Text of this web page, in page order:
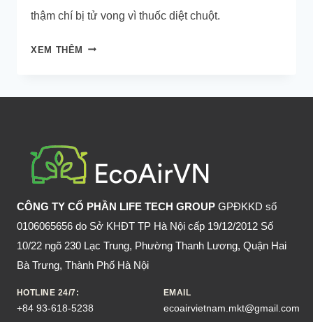
thậm chí bị tử vong vì thuốc diệt chuột.
XEM THÊM NGUY
TÀNG
DỤNG
CÁCH
DIỆT
CHUỘT
BẰNG
CÔNG TY CỔ PHẦN LIFE TECH GROUP GPĐKKD số
0106065656 do Sở KHĐT TP Hà Nội cấp 19/12/2012 Số
10/22 ngõ 230 Lạc Trung, Phường Thanh Lương, Quận Hai
Bà Trưng, Thành Phố Hà Nội
HOTLINE 24/7:
+84 93-618-5238
EMAIL
ecoairvietnam.mkt@gmail.com